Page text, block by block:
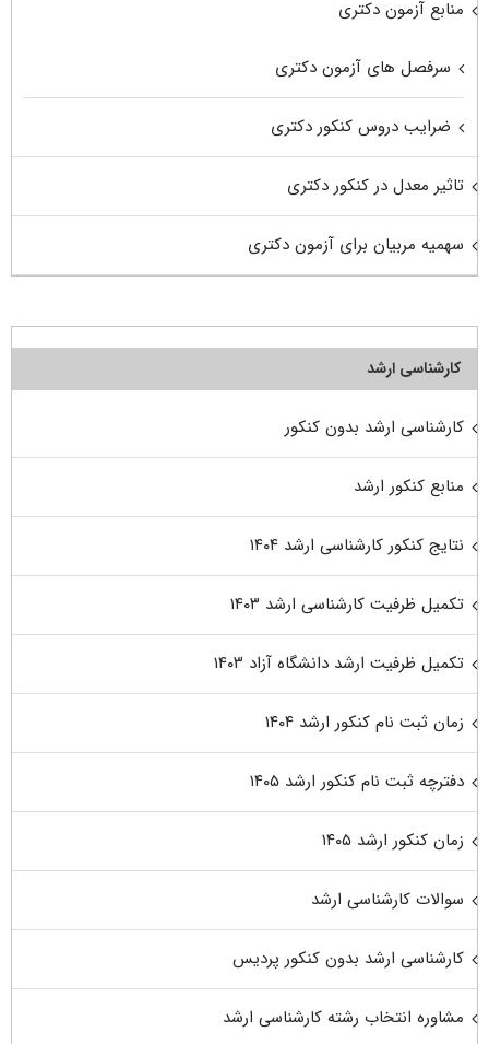
منابع آزمون دکتری
سرفصل های آزمون دکتری
ضرایب دروس کنکور دکتری
تاثیر معدل در کنکور دکتری
سهمیه مربیان برای آزمون دکتری
کارشناسی ارشد
کارشناسی ارشد بدون کنکور
منابع کنکور ارشد
نتایج کنکور کارشناسی ارشد ۱۴۰۴
تکمیل ظرفیت کارشناسی ارشد ۱۴۰۳
تکمیل ظرفیت ارشد دانشگاه آزاد ۱۴۰۳
زمان ثبت نام کنکور ارشد ۱۴۰۴
دفترچه ثبت نام کنکور ارشد ۱۴۰۵
زمان کنکور ارشد ۱۴۰۵
سوالات کارشناسی ارشد
کارشناسی ارشد بدون کنکور پردیس
مشاوره انتخاب رشته کارشناسی ارشد